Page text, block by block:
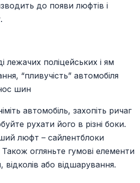
до появи люфтів і
лежачих поліцейських і ям
“пливучість” автомобіля
шин
автомобіль, захопіть ричаг
рухати його в різні боки.
люфт – сайлентблоки
огляньте гумові елементи
відколів або відшарування.